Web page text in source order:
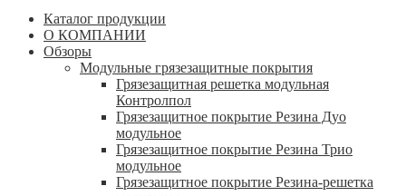
Каталог продукции
О КОМПАНИИ
Обзоры
Модульные грязезащитные покрытия
Грязезащитная решетка модульная
Контролпол
Грязезащитное покрытие Резина Дуо
модульное
Грязезащитное покрытие Резина Трио
модульное
Грязезащитное покрытие Резина-решетка